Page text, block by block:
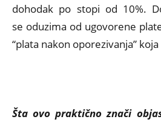
dohodak po stopi od 10%.
se oduzima od ugovorene
“plata nakon oporezivanja”
Šta ovo praktično znači